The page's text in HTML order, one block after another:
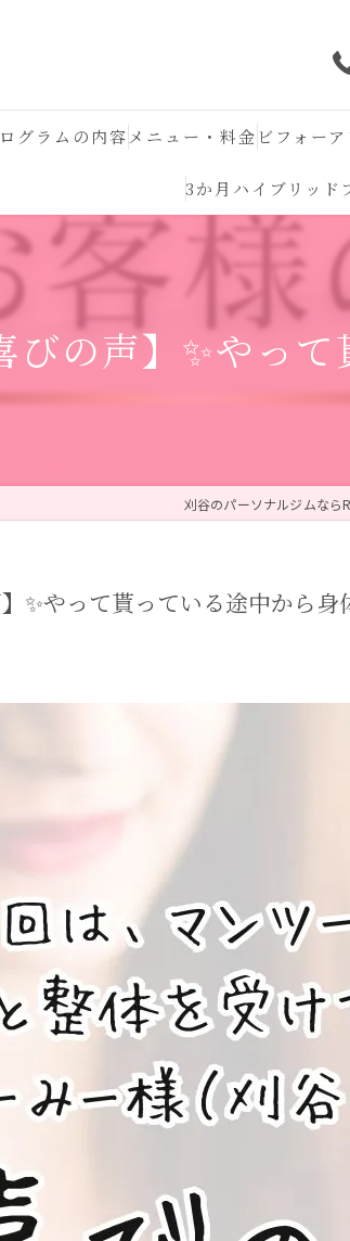
グラムの内容
結果が出る理由
よくある質問
メニュー・料金 ビフォー
3か月ハイブリッ
びの声】✨やっ
刈谷のパーソナルジムなら
】✨やって貰っている途中から